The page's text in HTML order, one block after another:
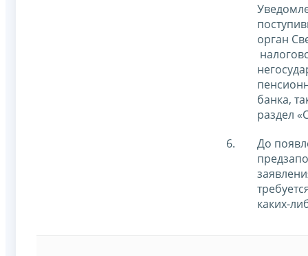
орган
банка,
раздел
До
каких-